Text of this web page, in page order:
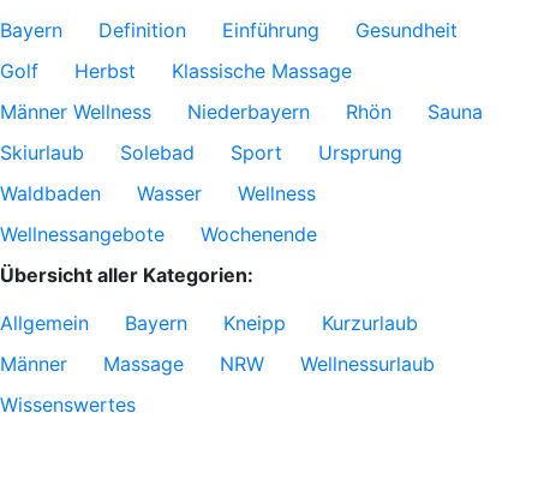
Bayern
Definition Einführung
Gesundheit
Golf
Herbst
Klassische Massage
Männer Wellness
Niederbayern Rhön
Sauna
Skiurlaub
Solebad Sport
Ursprung
Waldbaden
Wasser
Wellness
Wellnessangebote
Wochenende
Übersicht aller Kategorien:
Allgemein
Bayern Kneipp
Kurzurlaub
Männer
Massage NRW
Wellnessurlaub
Wissenswertes